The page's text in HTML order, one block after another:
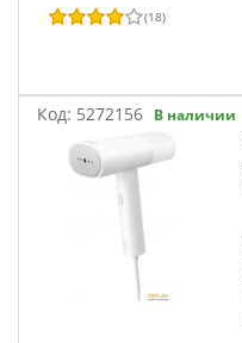
(18)
Код: 5272156 В наличии